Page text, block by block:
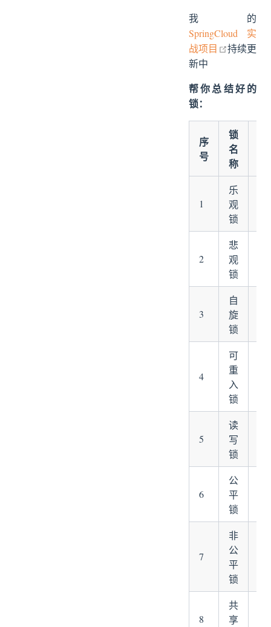
10、重量级锁
11、轻量级锁
12、偏向锁
13、分段锁
14、互斥锁
15、同步锁
16、死锁
17、锁粗化
18、锁消除
19、synchronized
我的
SpringCloud实
战项目
open in
持续更
新中
帮你总结好的
锁：
序
号
锁
名
称
1
乐
观
锁
2
悲
观
锁
3
自
旋
锁
4
可
重
入
锁
5
读
写
锁
6
公
平
锁
7
非
公
平
锁
8
共
享